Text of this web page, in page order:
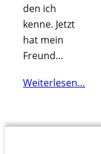
den ich
kenne. Jetzt
hat mein
Freund…
Weiterlesen…